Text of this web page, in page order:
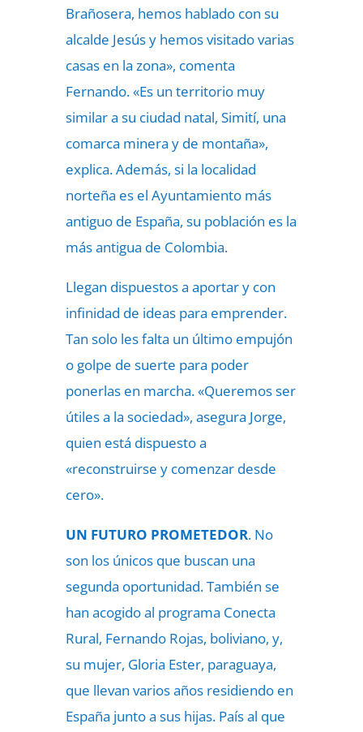
Brañosera, hemos hablado con su
alcalde Jesús y hemos visitado varias
casas en la zona», comenta
Fernando. «Es un territorio muy
similar a su ciudad natal, Simití, una
comarca minera y de montaña»,
explica. Además, si la localidad
norteña es el Ayuntamiento más
antiguo de España, su población es la
más antigua de Colombia.
Llegan dispuestos a aportar y con
infinidad de ideas para emprender.
Tan solo les falta un último empujón
o golpe de suerte para poder
ponerlas en marcha. «Queremos ser
útiles a la sociedad», asegura Jorge,
quien está dispuesto a
«reconstruirse y comenzar desde
cero».
UN FUTURO PROMETEDOR. No
son los únicos que buscan una
segunda oportunidad. También se
han acogido al programa Conecta
Rural, Fernando Rojas, boliviano, y,
su mujer, Gloria Ester, paraguaya,
que llevan varios años residiendo en
España junto a sus hijas. País al que